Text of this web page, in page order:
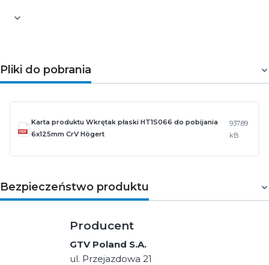
Pliki do pobrania
Karta produktu Wkrętak płaski HT1S066 do pobijania
6x125mm CrV Högert
937.89
kB
Bezpieczeństwo produktu
Producent
GTV Poland S.A.
ul. Przejazdowa 21